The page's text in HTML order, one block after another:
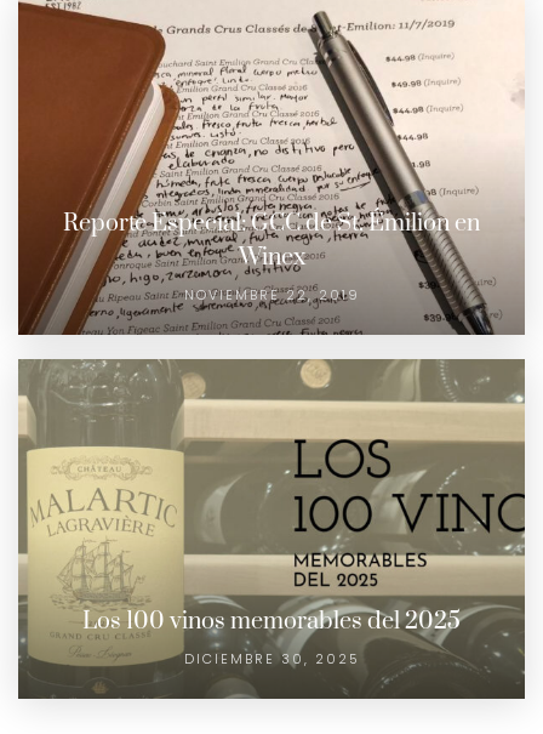
Reporte Especial: GCC de St. Émilion en
Winex
NOVIEMBRE 22, 2019
Los 100 vinos memorables del 2025
DICIEMBRE 30, 2025